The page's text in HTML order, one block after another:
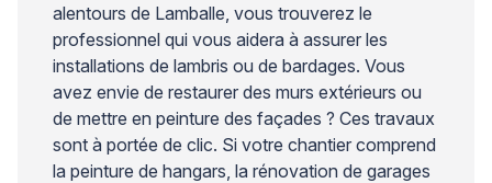
alentours de Lamballe, vous trouverez le
professionnel qui vous aidera à assurer les
installations de lambris ou de bardages. Vous
avez envie de restaurer des murs extérieurs ou
de mettre en peinture des façades ? Ces travaux
sont à portée de clic. Si votre chantier comprend
la peinture de hangars, la rénovation de garages